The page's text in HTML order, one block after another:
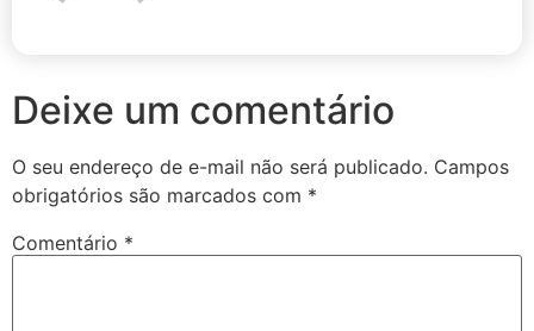
Deixe um comentário
O seu endereço de e-mail não será publicado. Campos
obrigatórios são marcados com *
Comentário *